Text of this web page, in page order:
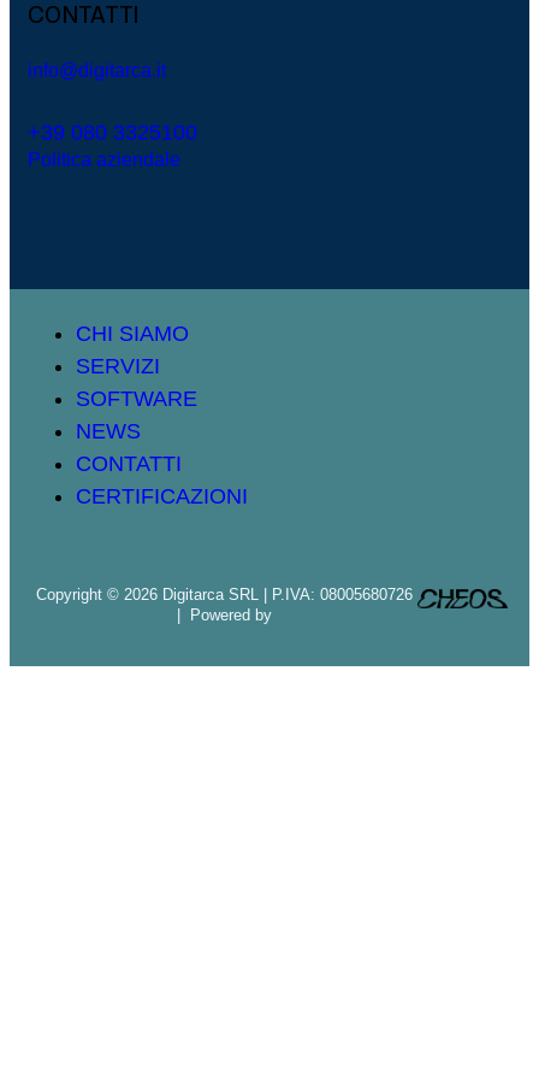
CONTATTI
info@digitarca.it
+39 080 3325100
Politica aziendale
CHI SIAMO
SERVIZI
SOFTWARE
NEWS
CONTATTI
CERTIFICAZIONI
Copyright © 2026 Digitarca SRL | P.IVA: 08005680726
| Powered by